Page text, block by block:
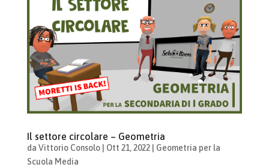
Il settore circolare – Geometria
da Vittorio Consolo| Ott 21, 2022| Geometria per la
Scuola Media